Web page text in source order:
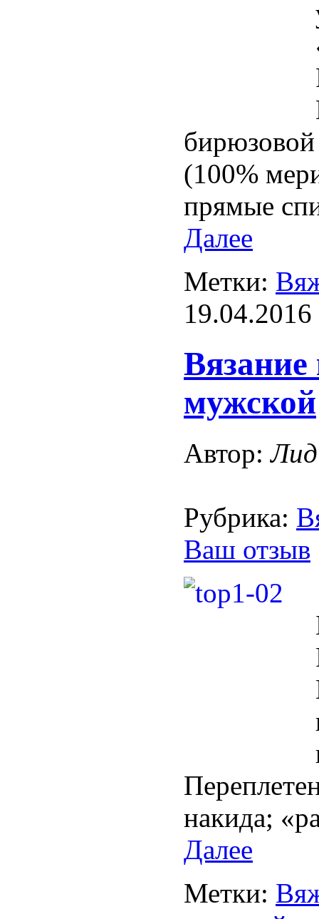
(100%
прямые
Далее
Метки:
19.04.2016
мужской
Автор:
Рубрика:
Ваш отзыв
накида;
Далее
Метки: